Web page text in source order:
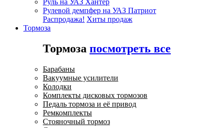
Руль на УАЗ Хантер
Рулевой демпфер на УАЗ Патриот
Распродажа! Хиты продаж
Тормоза
Тормоза посмотреть все
Барабаны
Вакуумные усилители
Колодки
Комплекты дисковых тормозов
Педаль тормоза и её привод
Ремкомплекты
Стояночный тормоз